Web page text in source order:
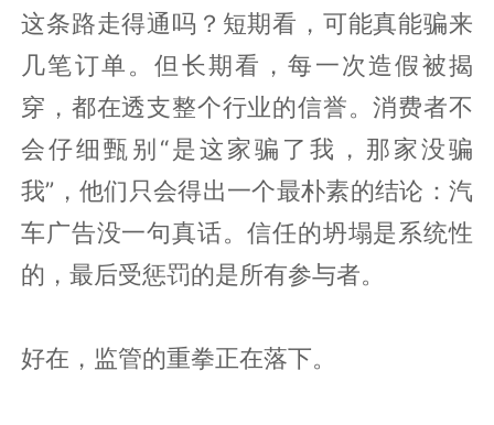
这条路走得通吗？短期看，可能真能骗来
几笔订单。但长期看，每一次造假被揭
穿，都在透支整个行业的信誉。消费者不
会仔细甄别“是这家骗了我，那家没骗
我”，他们只会得出一个最朴素的结论：汽
车广告没一句真话。信任的坍塌是系统性
的，最后受惩罚的是所有参与者。
好在，监管的重拳正在落下。